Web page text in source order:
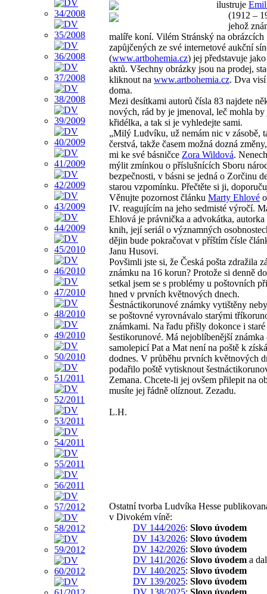
ilustruje
(1912 –
jehož
malíře koní. Vilém Stránský na obrázcích
zapůjčených ze své internetové aukční
(www.artbohemia.cz) jej představuje
aktů. Všechny obrázky jsou na prodej,
kliknout na www.artbohemia.cz. Dva
doma.
Mezi desítkami autorů čísla 83 najdete
nových, rád by je jmenoval, leč mohla by
křidélka, a tak si je vyhledejte sami.
„Milý Ludvíku, už nemám nic v zásobě,
čerstvá, takže časem možná dozná
mi ke své básničce Zora Wildová.
mýlit zmínkou o příslušnících Sboru
bezpečnosti, v básni se jedná o Zorčinu
starou vzpomínku. Přečtěte si ji,
Věnujte pozornost článku Marty Ehlové
IV. reagujícím na jeho sedmisté výročí.
Ehlová je právnička a advokátka,
knih, její seriál o významných
dějin bude pokračovat v příštím čísle
Janu Husovi.
Povšimli jste si, že Česká pošta zdražila
známku na 16 korun? Protože si denně
setkal jsem se s problémy u poštovních
hned v prvních květnových dnech.
Šestnáctikorunové známky vytištěny
se poštovné vyrovnávalo starými
známkami. Na řadu přišly dokonce i staré
šestikorunové. Má nejoblíbenější známka
samolepicí Pat a Mat není na poště k
dodnes. V průběhu prvních květnových
podařilo poště vytisknout
Zemana. Chcete-li jej ovšem přilepit na
musíte jej řádně olíznout. Zezadu.
L.H.
Ostatní tvorba Ludvíka Hesse
v Divokém víně:
DV 144/2026: Slovo úvodem
DV 143/2026: Slovo úvodem
DV 142/2026: Slovo úvodem
DV 141/2026: Slovo úvodem a
DV 140/2025: Slovo úvodem
DV 139/2025: Slovo úvodem
DV 138/2025: Slovo úvodem